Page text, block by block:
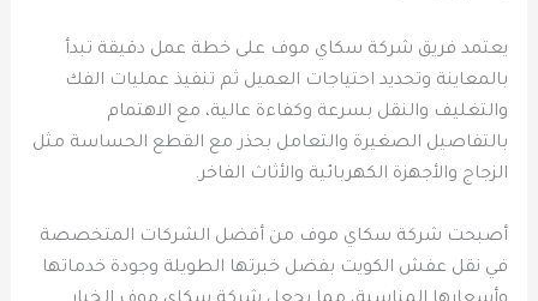
يعتمد فريق شركة سكاي موف على خطة عمل دقيقة تبدأ
بالمعاينة وتحديد احتياجات العميل ثم تنفيذ عمليات الفك
والتغليف والنقل بسرعة وكفاءة عالية، مع الاهتمام
بالتفاصيل الصغيرة والتعامل بحذر مع القطع الحساسة مثل
الزجاج والأجهزة الكهربائية والأثاث الفاخر.
أصبحت شركة سكاي موف من أفضل الشركات المتخصصة
في نقل عفش الكويت بفضل خبرتها الطويلة وجودة خدماتها